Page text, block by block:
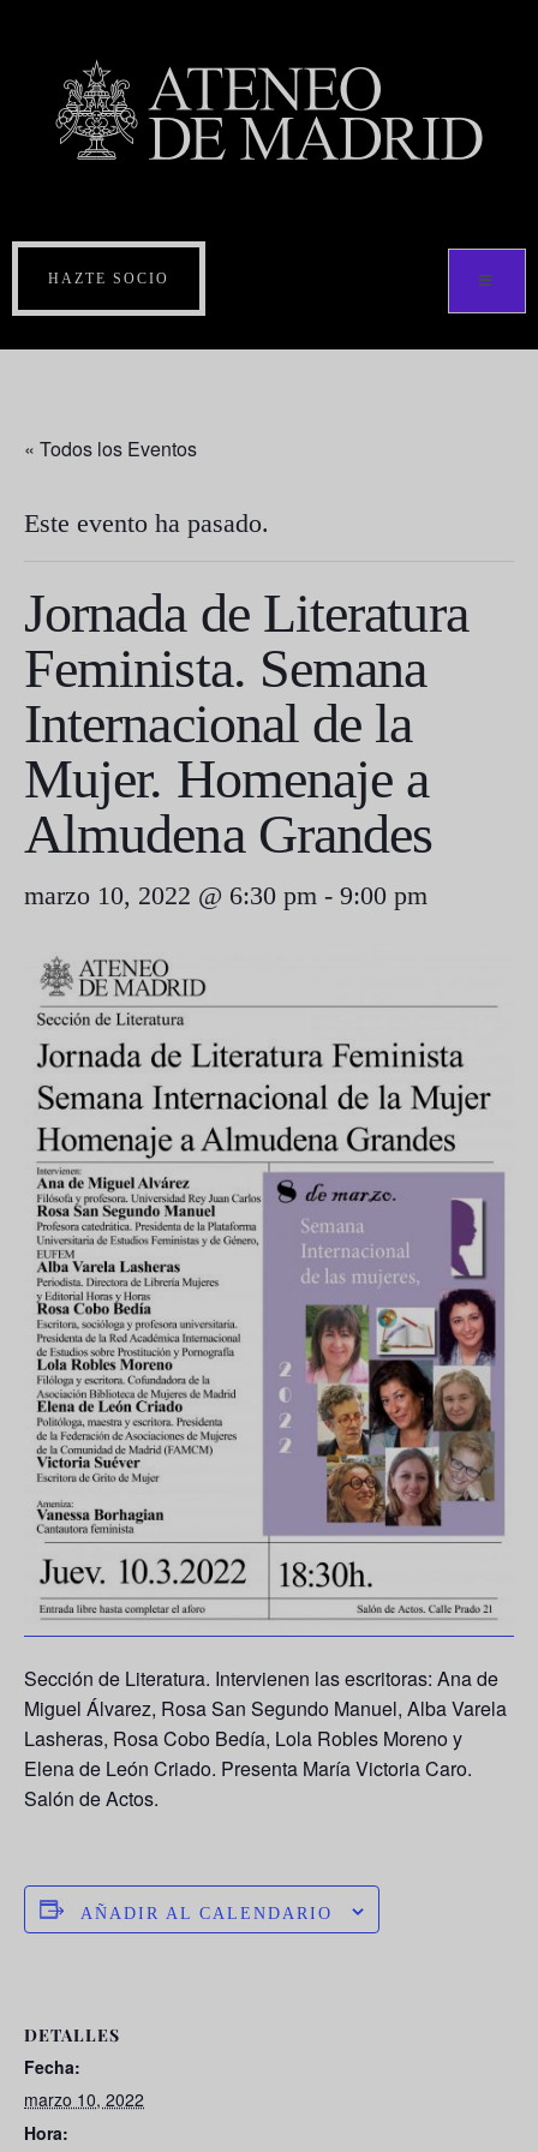
HAZTE SOCIO
« Todos los Eventos
Este evento ha pasado.
Jornada de Literatura
Feminista. Semana
Internacional de la
Mujer. Homenaje a
Almudena Grandes
marzo 10, 2022 @ 6:30 pm - 9:00 pm
Sección de Literatura. Intervienen las escritoras: Ana de
Miguel Álvarez, Rosa San Segundo Manuel, Alba Varela
Lasheras, Rosa Cobo Bedía, Lola Robles Moreno y
Elena de León Criado. Presenta María Victoria Caro.
Salón de Actos.
AÑADIR AL CALENDARIO
DETALLES
Fecha:
marzo 10, 2022
Hora: